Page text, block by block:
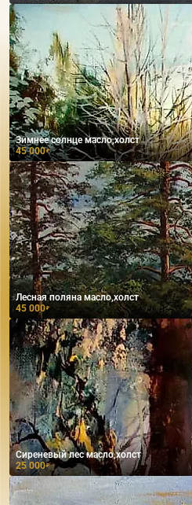
Зимнее солнце масло,холст
45 000₽
Лесная поляна масло,холст
45 000₽
Сиреневый лес масло,холст
25 000₽